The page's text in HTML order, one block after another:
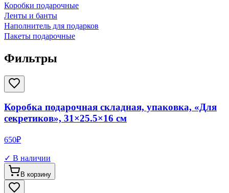
Коробки подарочные
Ленты и банты
Наполнитель для подарков
Пакеты подарочные
Фильтры
Коробка подарочная складная, упаковка, «Для
секретиков», 31×25.5×16 см
650₽
✓ В наличии
В корзину